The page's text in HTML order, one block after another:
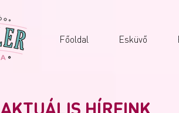
Főoldal Esküvő